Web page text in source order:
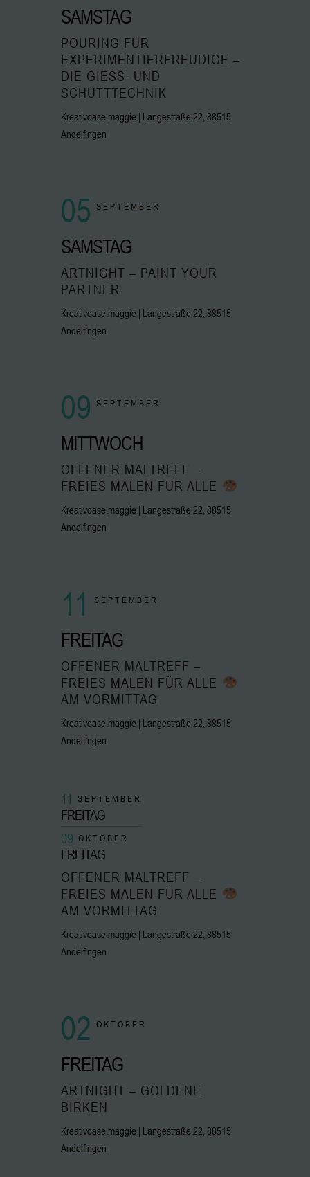
SAMSTAG
POURING FÜR
EXPERIMENTIERFREUDIGE –
DIE GIESS- UND S
CHÜTTTECHNIK
Kreativoase.maggie | Langestraße 22, 88515
Andelfingen
05 SEPTEMBER
SAMSTAG
ARTNIGHT – PAINT YOUR
PARTNER
Kreativoase.maggie | Langestraße 22, 88515
Andelfingen
09 SEPTEMBER
MITTWOCH
OFFENER MALTREFF –
FREIES MALEN FÜR ALLE
Kreativoase.maggie | Langestraße 22, 88515
Andelfingen
11 SEPTEMBER
FREITAG
OFFENER MALTREFF –
FREIES MALEN FÜR ALLE
AM VORMITTAG
Kreativoase.maggie | Langestraße 22, 88515
Andelfingen
11 SEPTEMBER
FREITAG
09 OKTOBER
FREITAG
OFFENER MALTREFF –
FREIES MALEN FÜR ALLE
AM VORMITTAG
Kreativoase.maggie | Langestraße 22, 88515
Andelfingen
02 OKTOBER
FREITAG
ARTNIGHT – GOLDENE
BIRKEN
Kreativoase.maggie | Langestraße 22, 88515
Andelfingen